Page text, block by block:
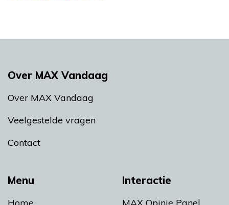
Menu Interactie
Over MAX Vandaag
Over MAX Vandaag
Veelgestelde vragen
Contact